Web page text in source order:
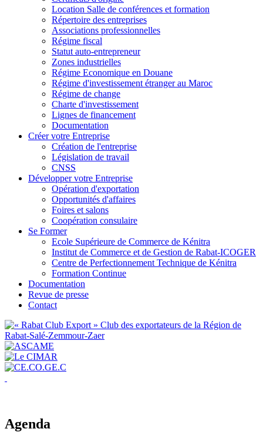
Location Salle de conférences et formation
Répertoire des entreprises
Associations professionnelles
Régime fiscal
Statut auto-entrepreneur
Zones industrielles
Régime Economique en Douane
Régime d'investissement étranger au Maroc
Régime de change
Charte d'investissement
Lignes de financement
Documentation
Créer votre Entreprise
Création de l'entreprise
Législation de travail
CNSS
Développer votre Entreprise
Opération d'exportation
Opportunités d'affaires
Foires et salons
Coopération consulaire
Se Former
Ecole Supérieure de Commerce de Kénitra
Institut de Commerce et de Gestion de Rabat-ICOGER
Centre de Perfectionnement Technique de Kénitra
Formation Continue
Documentation
Revue de presse
Contact
Agenda